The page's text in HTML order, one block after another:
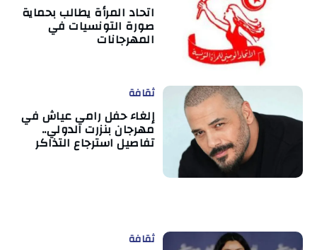
اتحاد المرأة يطالب بحماية
صورة التونسيات في
المهرجانات
ثقافة
إلغاء حفل رامي عياش في
مهرجان بنزرت الدولي..
تفاصيل استرجاع التذاكر
ثقافة